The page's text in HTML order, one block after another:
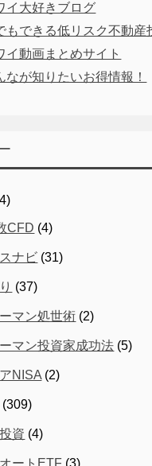
イ大好きブログ
もできる低リスク不動産
イ動画まとめサイト
なが知りたいお得情報！
CFD (4)
ナビ (31)
(37)
マン処世術 (2)
マン投資家成功法 (5)
NISA (2)
(309)
資 (4)